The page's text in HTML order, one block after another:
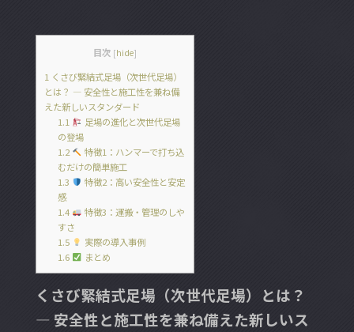
目次 [hide]
1くさび緊結式足場（次世代足場）
とは？ ― 安全性と施工性を兼ね備
えた新しいスタンダード
1.1
足場の進化と次世代足場
の登場
1.2
特徴1：ハンマーで打ち込
むだけの簡単施工
1.3
特徴2：高い安全性と安定
感
1.4
特徴3：運搬・管理のしや
すさ
1.5
実際の導入事例
1.6
まとめ
くさび緊結式足場（次世代足場）とは？
― 安全性と施工性を兼ね備えた新しいス